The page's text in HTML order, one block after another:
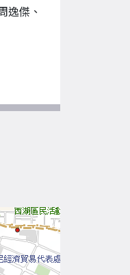
逸傑、